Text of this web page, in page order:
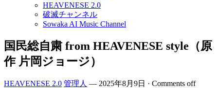
HEAVENESE 2.0
破滅チャンネル
Sowaka AI Music Channel
国民総自粛 from HEAVENESE style（原
作 片岡ジョージ）
HEAVENESE 2.0 管理人 — 2025年8月9日 · Comments off